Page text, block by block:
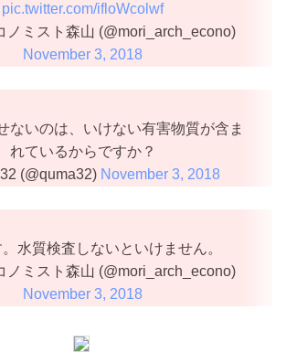
pic.twitter.com/ifloWcolwf
ミスト森山 (@mori_arch_econo)
November 3, 2018
ないのは、いけない有害物質が含ま
れているからですか？
(@quma32) November 3, 2018
水質検査しないといけません。
ミスト森山 (@mori_arch_econo)
November 3, 2018